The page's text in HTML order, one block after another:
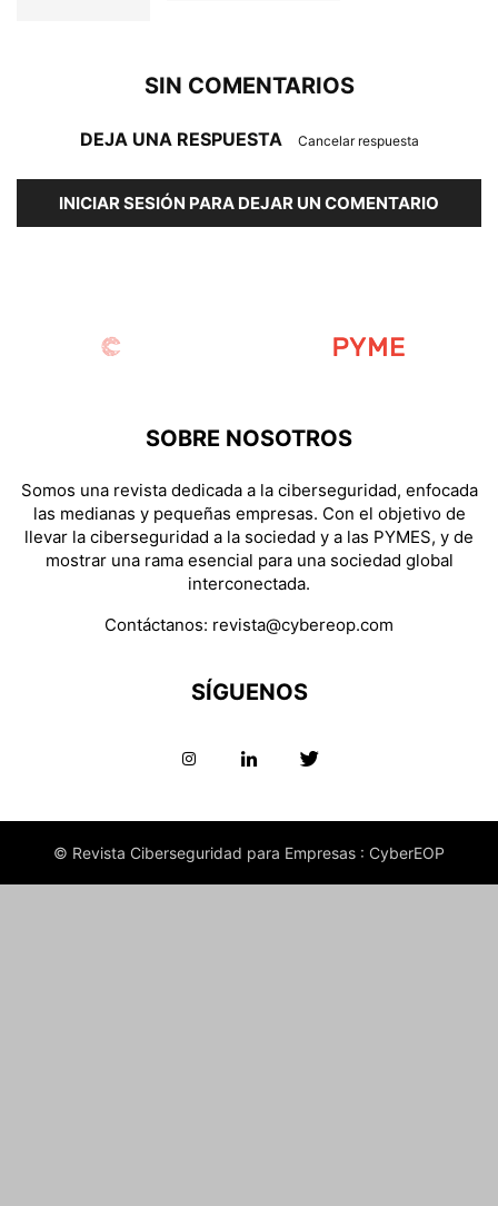
SIN COMENTARIOS
DEJA UNA RESPUESTA Cancelar respuesta
INICIAR SESIÓN PARA DEJAR UN COMENTARIO
SOBRE NOSOTROS
Somos una revista dedicada a la ciberseguridad, enfocada
las medianas y pequeñas empresas. Con el objetivo de
llevar la ciberseguridad a la sociedad y a las PYMES, y de
mostrar una rama esencial para una sociedad global
interconectada.
Contáctanos: revista@cybereop.com
SÍGUENOS
© Revista Ciberseguridad para Empresas : CyberEOP